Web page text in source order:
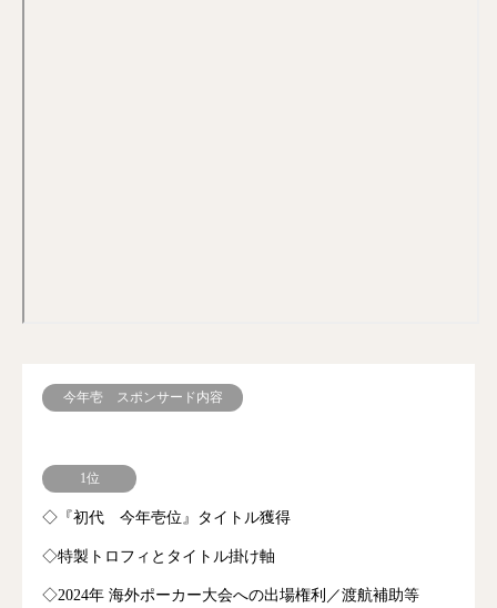
今年壱 スポンサード内容
1位
◇『初代 今年壱位』タイトル獲得
◇特製トロフィとタイトル掛け軸
◇2024年 海外ポーカー大会への出場権利／渡航補助等